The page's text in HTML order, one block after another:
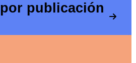
publicación